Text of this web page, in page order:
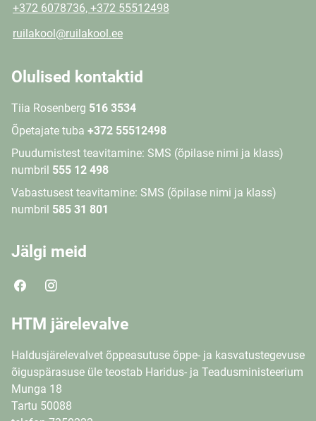
+372 6078736, +372 55512498
ruilakool@ruilakool.ee
Olulised kontaktid
Tiia Rosenberg 516 3534
Õpetajate tuba +372 55512498
Puudumistest teavitamine: SMS (õpilase nimi ja klass)
numbril 555 12 498
Vabastusest teavitamine: SMS (õpilase nimi ja klass)
numbril 585 31 801
Jälgi meid
HTM järelevalve
Haldusjärelevalvet õppeasutuse õppe- ja kasvatustegevuse
õiguspärasuse üle teostab Haridus- ja Teadusministeerium
Munga 18
Tartu 50088